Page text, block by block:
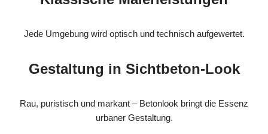
Jede Umgebung wird optisch und technisch aufgewertet.
Gestaltung in Sichtbeton-Look
Rau, puristisch und markant – Betonlook bringt die Essenz
urbaner Gestaltung.